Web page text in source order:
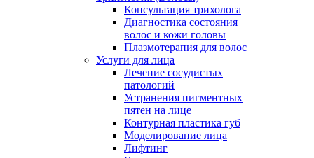
Консультация трихолога
Диагностика состояния
волос и кожи головы
Плазмотерапия для волос
Услуги для лица
Лечение сосудистых
патологий
Устранения пигментных
пятен на лице
Контурная пластика губ
Моделирование лица
Лифтинг